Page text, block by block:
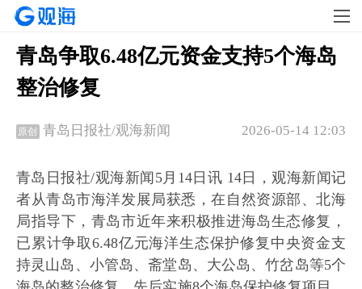
青岛争取6.48亿元资金支持5个海岛
整治修复
原创 2026-05-14 12:03
青岛日报社/观海新闻
青岛日报社/观海新闻5月14日讯 14日，观海新闻记
者从青岛市海洋发展局获悉，在自然资源部、北海
局指导下，青岛市近年来积极推进海岛生态修复，
已累计争取6.48亿元海洋生态保护修复中央资金支
持灵山岛、小管岛、斋堂岛、大公岛、竹岔岛等5个